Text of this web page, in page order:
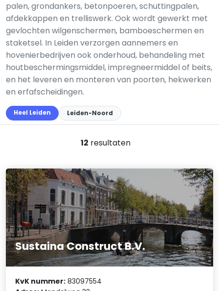
palen, grondankers, betonpoeren, schuttingpalen,
afdekkappen en trellis­werk. Ook wordt gewerkt met
gevlochten wilgen­schermen, bamboeschermen en
staketsel. In Leiden verzorgen aannemers en
hovenier­bedrijven ook onderhoud, behandeling met
houtbeschermingsmiddel, impregneermiddel of beits,
en het leveren en monteren van poorten, hekwerken
en erfafscheidingen.
Heel Leiden Leiden-Noord
12 resultaten
Sustaina Construct B.V.
KvK nummer: 83097554